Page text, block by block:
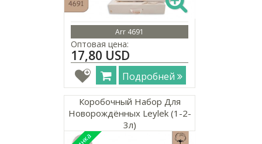
Arr 4691
Оптовая цена:
17,80 USD
Подробней
Коробочный Набор Для
Новорождённых Leylek (1-2-
3л)